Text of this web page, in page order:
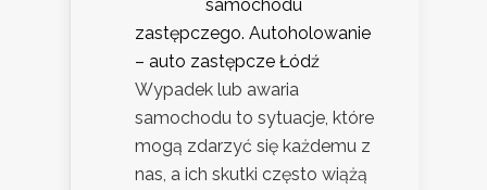
samochodu
zastępczego. Autoholowanie
– auto zastępcze Łódź
Wypadek lub awaria
samochodu to sytuacje, które
mogą zdarzyć się każdemu z
nas, a ich skutki często wiążą